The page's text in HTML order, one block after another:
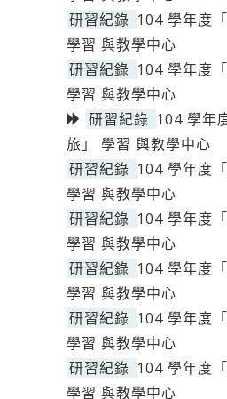
研習紀錄 104 學年度
學習 與教學中心
研習紀錄 104 學年度
學習 與教學中心
研習紀錄 104 學年
旅」 學習 與教學中心
研習紀錄 104 學年度
學習 與教學中心
研習紀錄 104 學年度
學習 與教學中心
研習紀錄 104 學年度
學習 與教學中心
研習紀錄 104 學年度
學習 與教學中心
研習紀錄 104 學年度
學習 與教學中心